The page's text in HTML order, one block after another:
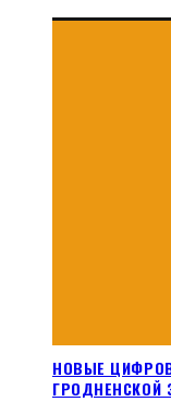
НОВЫЕ
ГРОДНЕНСКОЙ